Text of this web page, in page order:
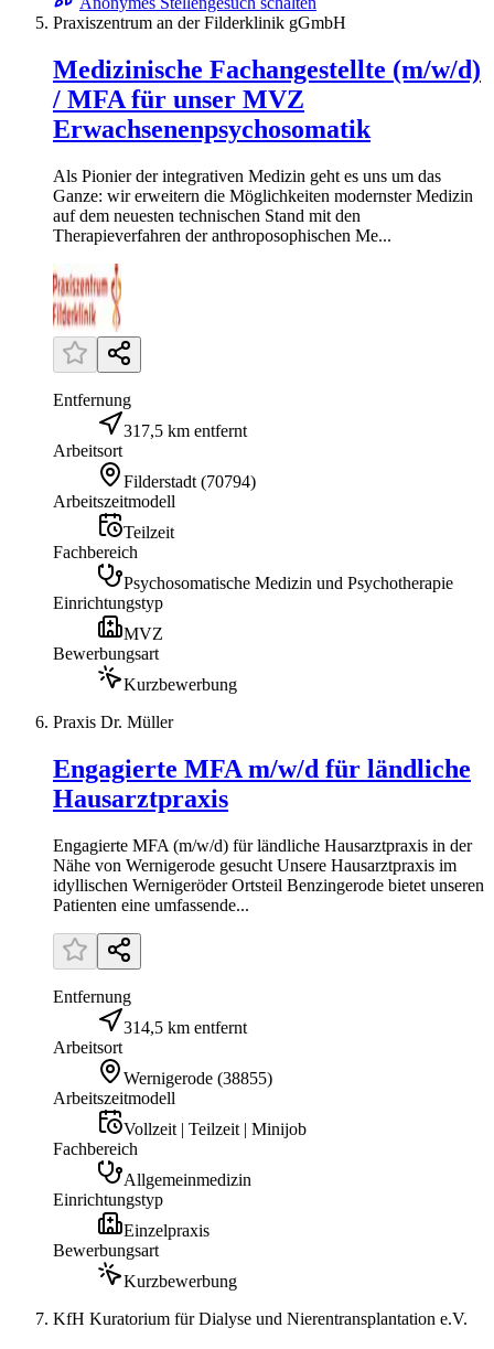
Praxiszentrum an der Filderklinik gGmbH
Medizinische Fachangestellte (m/w/d)
/ MFA für unser MVZ
Erwachsenenpsychosomatik
Als Pionier der integrativen Medizin geht es uns um das
Ganze: wir erweitern die Möglichkeiten modernster Medizin
auf dem neuesten technischen Stand mit den
Therapieverfahren der anthroposophischen Me...
Entfernung
317,5 km entfernt
Arbeitsort
Filderstadt (70794)
Arbeitszeitmodell
Teilzeit
Fachbereich
Psychosomatische Medizin und Psychotherapie
Einrichtungstyp
MVZ
Bewerbungsart
Kurzbewerbung
Praxis Dr. Müller
Engagierte MFA m/w/d für ländliche
Hausarztpraxis
Engagierte MFA (m/w/d) für ländliche Hausarztpraxis in der
Nähe von Wernigerode gesucht Unsere Hausarztpraxis im
idyllischen Wernigeröder Ortsteil Benzingerode bietet unseren
Patienten eine umfassende...
Entfernung
314,5 km entfernt
Arbeitsort
Wernigerode (38855)
Arbeitszeitmodell
Vollzeit | Teilzeit | Minijob
Fachbereich
Allgemeinmedizin
Einrichtungstyp
Einzelpraxis
Bewerbungsart
Kurzbewerbung
KfH Kuratorium für Dialyse und Nierentransplantation e.V.